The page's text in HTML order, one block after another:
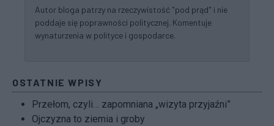
Autor bloga patrzy na rzeczywistość "pod prąd" i nie
poddaje się poprawności politycznej. Komentuje
wynaturzenia w polityce i gospodarce.
OSTATNIE WPISY
Przełom, czyli… zapomniana „wizyta przyjaźni”
Ojczyzna to ziemia i groby